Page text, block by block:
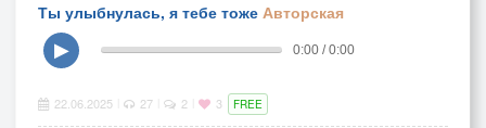
Ты улыбнулась, я тебе тоже Авторская
▶
0:00 / 0:00
22.06.2025 27 2 3 FREE